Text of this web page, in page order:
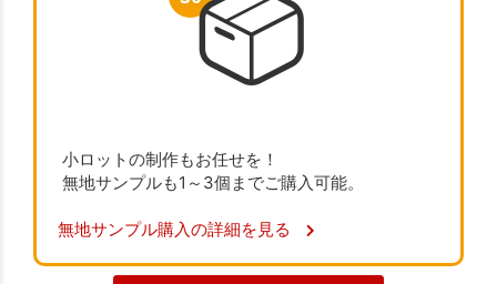
小ロットの制作もお任せを！
無地サンプルも1～3個までご購入可能。
無地サンプル購入の詳細を見る